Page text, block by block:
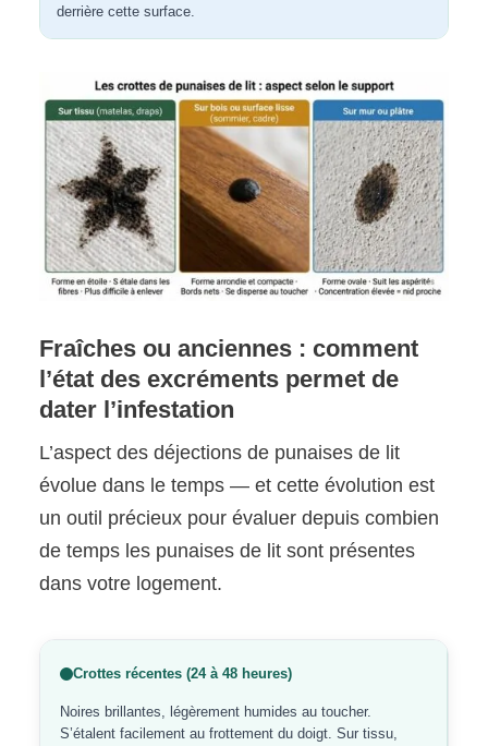
derrière cette surface.
Fraîches ou anciennes : comment
l’état des excréments permet de
dater l’infestation
L’aspect des déjections de punaises de lit
évolue dans le temps — et cette évolution est
un outil précieux pour évaluer depuis combien
de temps les punaises de lit sont présentes
dans votre logement.
Crottes récentes (24 à 48 heures)
Noires brillantes, légèrement humides au toucher.
S’étalent facilement au frottement du doigt. Sur tissu,